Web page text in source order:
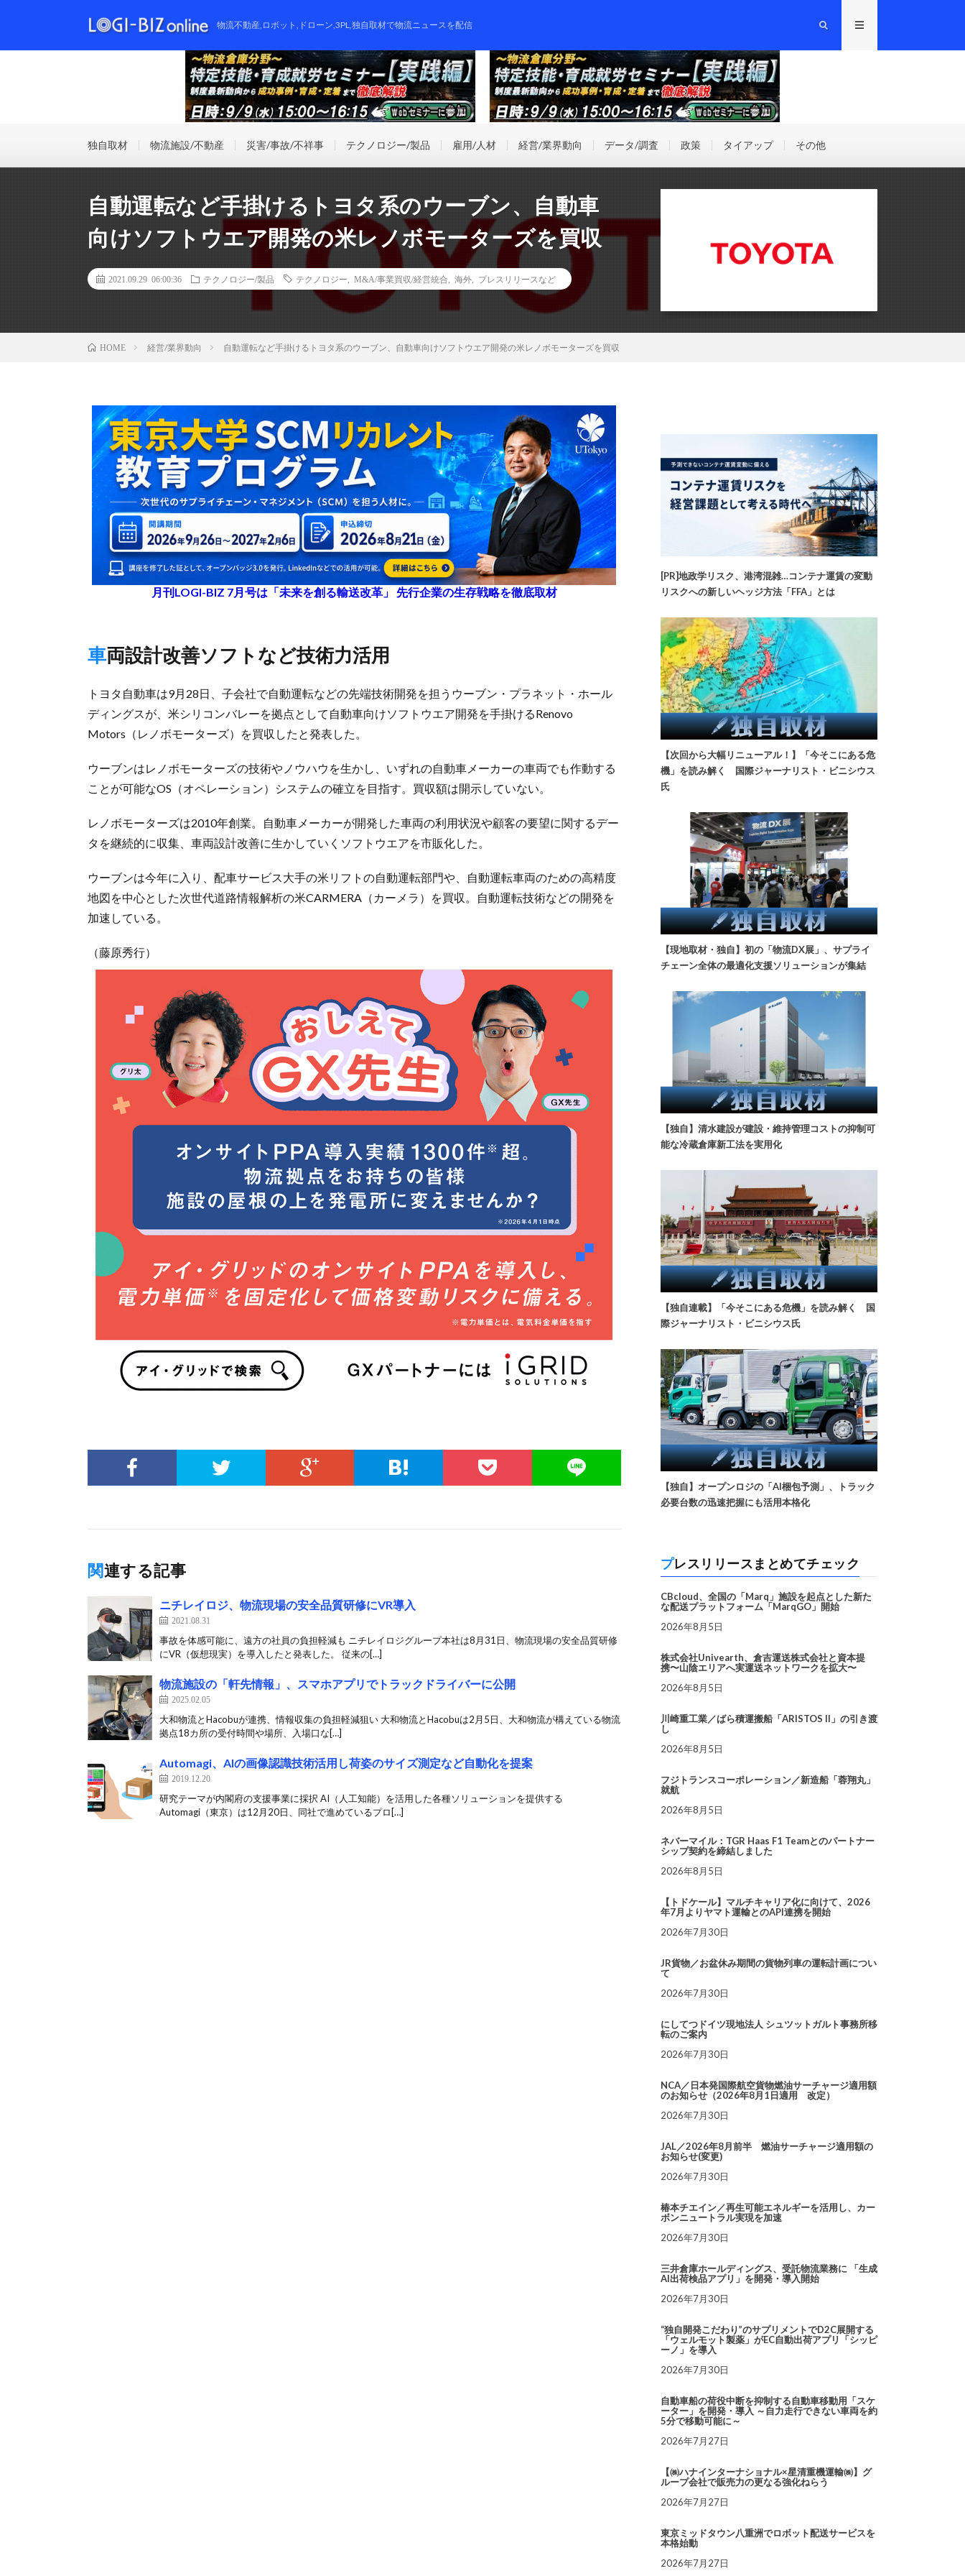
物流不動産,ロボット,ドローン,3PL,独自取材で物流ニュースを配信
独自取材 物流施設/不動産 災害/事故/不祥事 テクノロジー/製品 雇用/人材 経営/業界動向 データ/調査 政策 タイアップ その他
自動運転など手掛けるトヨタ系のウーブン、自動車
向けソフトウエア開発の米レノボモーターズを買収
2021.09.29 06:00:36 テクノロジー/製品 テクノロジー M&A/事業買収/経営統合 海外 プレスリリースなど
HOME 経営/業界動向 自動運転など手掛けるトヨタ系のウーブン、自動車向けソフトウエア開発の米レノボモーターズを買収
月刊LOGI-BIZ 7月号は「未来を創る輸送改革」 先行企業の生存戦略を徹底取材
車両設計改善ソフトなど技術力活用
トヨタ自動車は9月28日、子会社で自動運転などの先端技術開発を担うウーブン・プラネット・ホール
ディングスが、米シリコンバレーを拠点として自動車向けソフトウエア開発を手掛けるRenovo
Motors（レノボモーターズ）を買収したと発表した。
ウーブンはレノボモーターズの技術やノウハウを生かし、いずれの自動車メーカーの車両でも作動する
ことが可能なOS（オペレーション）システムの確立を目指す。買収額は開示していない。
レノボモーターズは2010年創業。自動車メーカーが開発した車両の利用状況や顧客の要望に関するデー
タを継続的に収集、車両設計改善に生かしていくソフトウエアを市販化した。
ウーブンは今年に入り、配車サービス大手の米リフトの自動運転部門や、自動運転車両のための高精度
地図を中心とした次世代道路情報解析の米CARMERA（カーメラ）を買収。自動運転技術などの開発を
加速している。
（藤原秀行）
関連する記事
ニチレイロジ、物流現場の安全品質研修にVR導入
2021.08.31
事故を体感可能に、遠方の社員の負担軽減も ニチレイロジグループ本社は8月31日、物流現場の安全品質研修
にVR（仮想現実）を導入したと発表した。 従来の[…]
物流施設の「軒先情報」、スマホアプリでトラックドライバーに公開
2025.02.05
大和物流とHacobuが連携、情報収集の負担軽減狙い 大和物流とHacobuは2月5日、大和物流が構えている物流
拠点18カ所の受付時間や場所、入場口な[…]
Automagi、AIの画像認識技術活用し荷姿のサイズ測定など自動化を提案
2019.12.20
研究テーマが内閣府の支援事業に採択 AI（人工知能）を活用した各種ソリューションを提供する
Automagi（東京）は12月20日、同社で進めているプロ[…]
[PR]地政学リスク、港湾混雑…コンテナ運賃の変動
リスクへの新しいヘッジ方法「FFA」とは
【次回から大幅リニューアル！】「今そこにある危
機」を読み解く 国際ジャーナリスト・ビニシウス
氏
【現地取材・独自】初の「物流DX展」、サプライ
チェーン全体の最適化支援ソリューションが集結
【独自】清水建設が建設・維持管理コストの抑制可
能な冷蔵倉庫新工法を実用化
【独自連載】「今そこにある危機」を読み解く 国
際ジャーナリスト・ビニシウス氏
【独自】オープンロジの「AI梱包予測」、トラック
必要台数の迅速把握にも活用本格化
プレスリリースまとめてチェック
CBcloud、全国の「Marq」施設を起点とした新た
な配送プラットフォーム「MarqGO」開始
2026年8月5日
株式会社Univearth、倉吉運送株式会社と資本提
携〜山陰エリアへ実運送ネットワークを拡大〜
2026年8月5日
川崎重工業／ばら積運搬船「ARISTOS II」の引き渡
し
2026年8月5日
フジトランスコーポレーション／新造船「蓉翔丸」
就航
2026年8月5日
ネバーマイル：TGR Haas F1 Teamとのパートナー
シップ契約を締結しました
2026年8月5日
【トドケール】マルチキャリア化に向けて、2026
年7月よりヤマト運輸とのAPI連携を開始
2026年7月30日
JR貨物／お盆休み期間の貨物列車の運転計画につい
て
2026年7月30日
にしてつドイツ現地法人 シュツットガルト事務所移
転のご案内
2026年7月30日
NCA／日本発国際航空貨物燃油サーチャージ適用額
のお知らせ（2026年8月1日適用 改定）
2026年7月30日
JAL／2026年8月前半 燃油サーチャージ適用額の
お知らせ(変更)
2026年7月30日
椿本チエイン／再生可能エネルギーを活用し、カー
ボンニュートラル実現を加速
2026年7月30日
三井倉庫ホールディングス、受託物流業務に 「生成
AI出荷検品アプリ」を開発・導入開始
2026年7月30日
“独自開発こだわり”のサプリメントでD2C展開する
「ウェルモット製薬」がEC自動出荷アプリ「シッピ
ーノ」を導入
2026年7月30日
自動車船の荷役中断を抑制する自動車移動用「スケ
ーター」を開発・導入 ～自力走行できない車両を約
5分で移動可能に～
2026年7月27日
【㈱ハナインターナショナル×星清重機運輸㈱】グ
ループ会社で販売力の更なる強化ねらう
2026年7月27日
東京ミッドタウン八重洲でロボット配送サービスを
本格始動
2026年7月27日